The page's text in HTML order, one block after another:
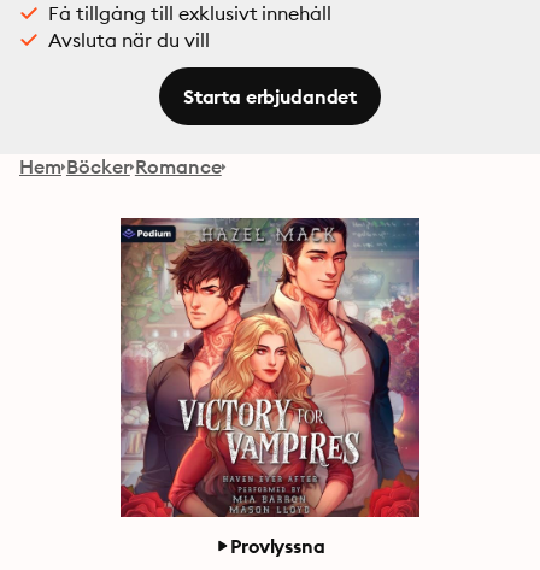
Få tillgång till exklusivt innehåll
Avsluta när du vill
Starta erbjudandet
Hem Böcker Romance
Provlyssna